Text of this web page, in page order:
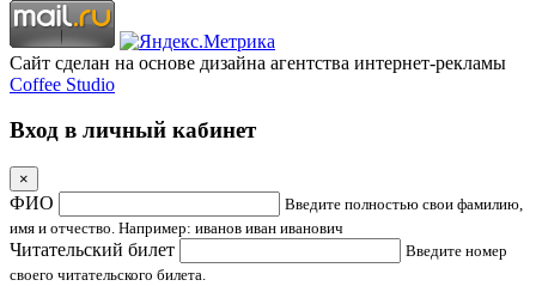
Сайт сделан на основе дизайна агентства интернет-рекламы
Coffee Studio
Вход в личный кабинет
×
ФИО
Введите полностью свои фамилию,
имя и отчество. Например: иванов иван иванович
Читательский билет
Введите номер
своего читательского билета.